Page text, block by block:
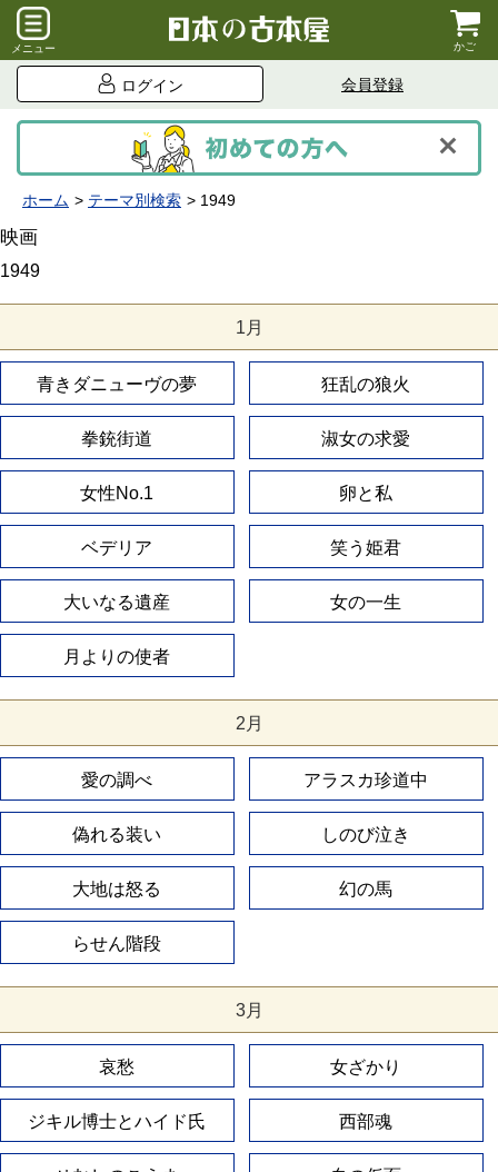
メニュー かご
ログイン 会員登録
ホーム テーマ別検索 1949
映画
1949
1月
青きダニューヴの夢 狂乱の狼火
拳銃街道 淑女の求愛
女性No.1 卵と私
ベデリア 笑う姫君
大いなる遺産 女の一生
月よりの使者
2月
愛の調べ アラスカ珍道中
偽れる装い しのび泣き
大地は怒る 幻の馬
らせん階段
3月
哀愁 女ざかり
ジキル博士とハイド氏 西部魂